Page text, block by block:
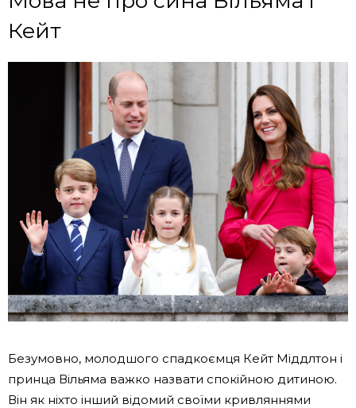
Кейт
Безумовно, молодшого спадкоємця Кейт Міддлтон і
принца Вільяма важко назвати спокійною дитиною.
Він як ніхто інший відомий своїми кривляннями